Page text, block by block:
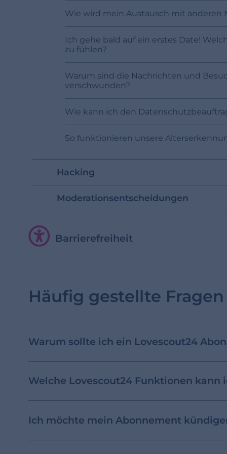
Wie wird mein Austausch mit anderen
Ich gehe bald auf ein erstes Date!
zu fühlen?
Warum sind die Nachrichten und
verschwunden?
Wie kann ich den
So funktionieren unsere
Hacking
Moderationsentscheidungen
Barrierefreiheit
Häufig gestellte Fragen
Warum sollte ich ein Lovescout24
Welche Lovescout24 Funktionen kann
Ich möchte mein Abonnement